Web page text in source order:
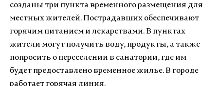
созданы три пункта временного размещения для
местных жителей. Пострадавших обеспечивают
горячим питанием и лекарствами. В пунктах
жители могут получить воду, продукты, а также
попросить о переселении в санатории, где им
будет предоставлено временное жилье. В городе
работает горячая линия.